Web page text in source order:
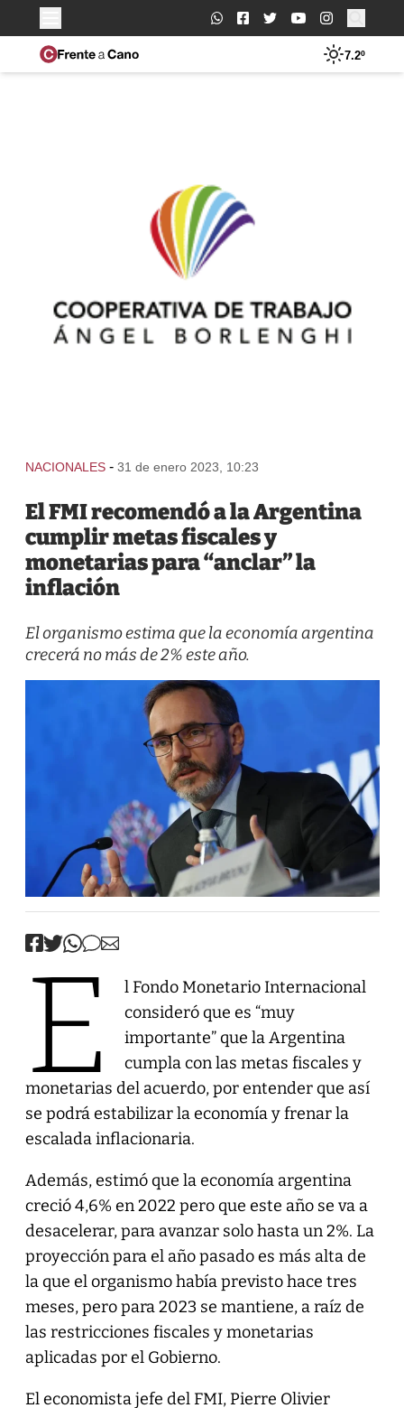
Buscar:
7.2º
NACIONALES - 31 de enero 2023, 10:23
El FMI recomendó a la Argentina
cumplir metas fiscales y
monetarias para “anclar” la
inflación
El organismo estima que la economía argentina
crecerá no más de 2% este año.
E
l Fondo Monetario Internacional
consideró que es “muy
importante” que la Argentina
cumpla con las metas fiscales y
monetarias del acuerdo, por entender que así
se podrá estabilizar la economía y frenar la
escalada inflacionaria.
Además, estimó que la economía argentina
creció 4,6% en 2022 pero que este año se va a
desacelerar, para avanzar solo hasta un 2%. La
proyección para el año pasado es más alta de
la que el organismo había previsto hace tres
meses, pero para 2023 se mantiene, a raíz de
las restricciones fiscales y monetarias
aplicadas por el Gobierno.
El economista jefe del FMI, Pierre Olivier